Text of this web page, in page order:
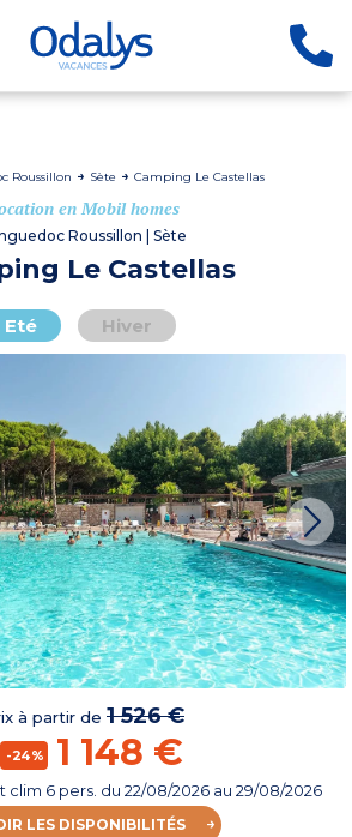
Roussillon Sète Camping Le Castellas
en Mobil homes
Roussillon | Sète
Le Castellas
Eté Hiver
à partir de 1 526 €
-24% 1 148 €
clim 6 pers. du 22/08/2026au 29/08/2026
LES DISPONIBILITÉS